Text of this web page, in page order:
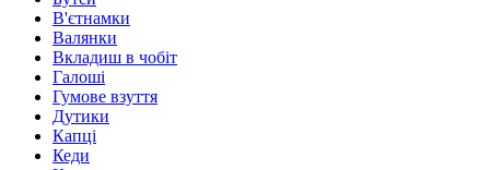
В'єтнамки
Валянки
Вкладиш в чобіт
Галоші
Гумове взуття
Дутики
Капці
Кеди